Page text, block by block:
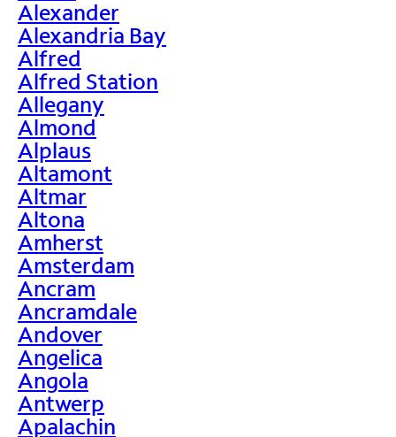
Alexander
Alexandria Bay
Alfred
Alfred Station
Allegany
Almond
Alplaus
Altamont
Altmar
Altona
Amherst
Amsterdam
Ancram
Ancramdale
Andover
Angelica
Angola
Antwerp
Apalachin